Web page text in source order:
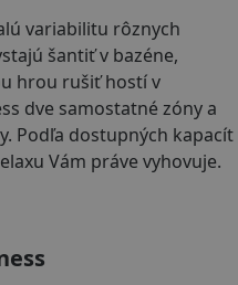
variabilitu rôznych
šantiť v bazéne,
hrou rušiť hostí v
dve samostatné zóny a
Podľa dostupných kapacít
Vám práve vyhovuje.